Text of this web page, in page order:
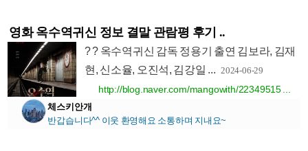
영화 옥수역귀신 정보 결말 관람평 후기 ..
? ? 옥수역귀신 감독 정용기 출연 김보라, 김재
현, 신소율, 오진석, 김강일 ... 2024-06-29
http://blog.naver.com/mangowith/22349515 ...
체스키안개
반갑습니다^^ 이웃 환영해요 소통하며 지내요~